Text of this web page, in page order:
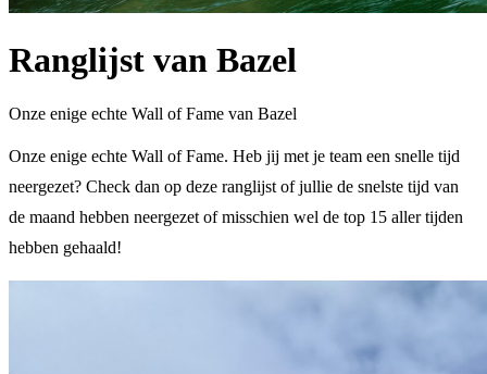
Ranglijst van Bazel
Onze enige echte Wall of Fame van Bazel
Onze enige echte Wall of Fame. Heb jij met je team een snelle tijd
neergezet? Check dan op deze ranglijst of jullie de snelste tijd van
de maand hebben neergezet of misschien wel de top 15 aller tijden
hebben gehaald!